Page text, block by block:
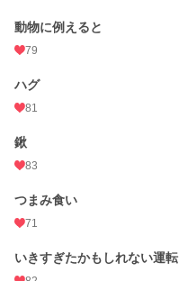
動物に例えると
79
ハグ
81
鍬
83
つまみ食い
71
いきすぎたかもしれない運転